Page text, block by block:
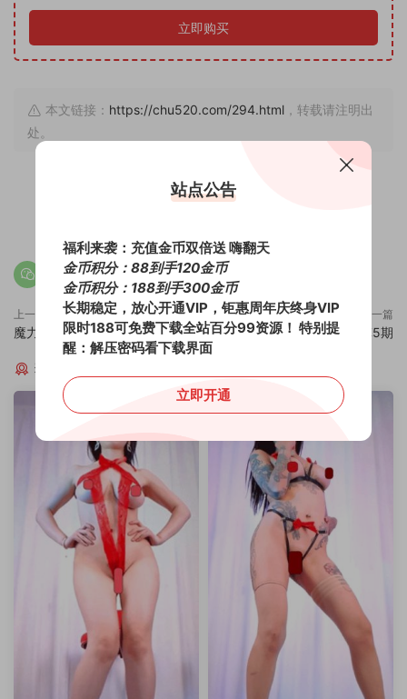
立即购买
本文链接： https://chu520.com/294.html ，转载请注明出
处。
上一篇
魔力佳艳6期
下一篇
魔力蓝菲5期
猜你喜欢
站点公告
福利来袭：充值金币双倍送 嗨翻天
金币积分：88到手120金币
金币积分：188到手300金币
长期稳定，放心开通VIP，钜惠周年庆终身VIP
限时188可免费下载全站百分99资源！ 特别提
醒：解压密码看下载界面
立即开通